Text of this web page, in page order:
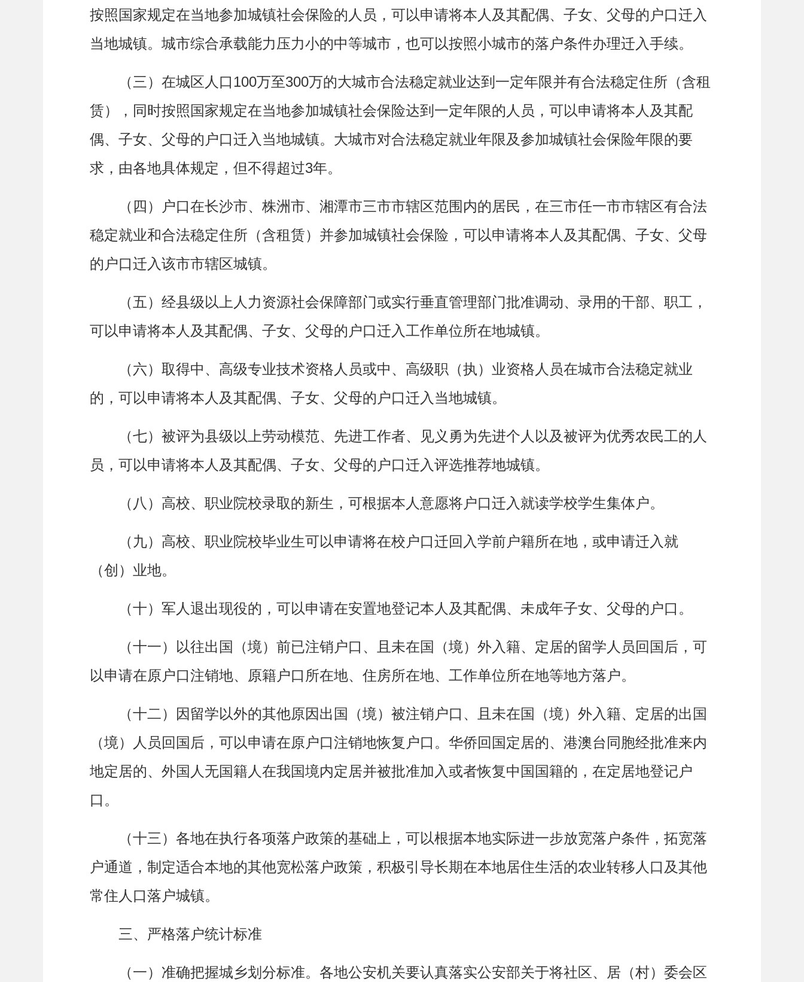
按照国家规定在当地参加城镇社会保险的人员，可以申请将本人及其配偶、子女、父母的户口迁入
当地城镇。城市综合承载能力压力小的中等城市，也可以按照小城市的落户条件办理迁入手续。
（三）在城区人口100万至300万的大城市合法稳定就业达到一定年限并有合法稳定住所（含租
赁），同时按照国家规定在当地参加城镇社会保险达到一定年限的人员，可以申请将本人及其配
偶、子女、父母的户口迁入当地城镇。大城市对合法稳定就业年限及参加城镇社会保险年限的要
求，由各地具体规定，但不得超过3年。
（四）户口在长沙市、株洲市、湘潭市三市市辖区范围内的居民，在三市任一市市辖区有合法
稳定就业和合法稳定住所（含租赁）并参加城镇社会保险，可以申请将本人及其配偶、子女、父母
的户口迁入该市市辖区城镇。
（五）经县级以上人力资源社会保障部门或实行垂直管理部门批准调动、录用的干部、职工，
可以申请将本人及其配偶、子女、父母的户口迁入工作单位所在地城镇。
（六）取得中、高级专业技术资格人员或中、高级职（执）业资格人员在城市合法稳定就业
的，可以申请将本人及其配偶、子女、父母的户口迁入当地城镇。
（七）被评为县级以上劳动模范、先进工作者、见义勇为先进个人以及被评为优秀农民工的人
员，可以申请将本人及其配偶、子女、父母的户口迁入评选推荐地城镇。
（八）高校、职业院校录取的新生，可根据本人意愿将户口迁入就读学校学生集体户。
（九）高校、职业院校毕业生可以申请将在校户口迁回入学前户籍所在地，或申请迁入就
（创）业地。
（十）军人退出现役的，可以申请在安置地登记本人及其配偶、未成年子女、父母的户口。
（十一）以往出国（境）前已注销户口、且未在国（境）外入籍、定居的留学人员回国后，可
以申请在原户口注销地、原籍户口所在地、住房所在地、工作单位所在地等地方落户。
（十二）因留学以外的其他原因出国（境）被注销户口、且未在国（境）外入籍、定居的出国
（境）人员回国后，可以申请在原户口注销地恢复户口。华侨回国定居的、港澳台同胞经批准来内
地定居的、外国人无国籍人在我国境内定居并被批准加入或者恢复中国国籍的，在定居地登记户
口。
（十三）各地在执行各项落户政策的基础上，可以根据本地实际进一步放宽落户条件，拓宽落
户通道，制定适合本地的其他宽松落户政策，积极引导长期在本地居住生活的农业转移人口及其他
常住人口落户城镇。
三、严格落户统计标准
（一）准确把握城乡划分标准。 各地公安机关要认真落实公安部关于将社区、居（村）委会区